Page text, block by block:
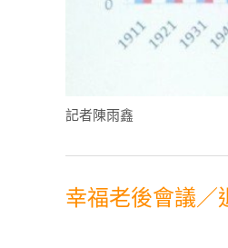
記者陳雨鑫
幸福老後會議／